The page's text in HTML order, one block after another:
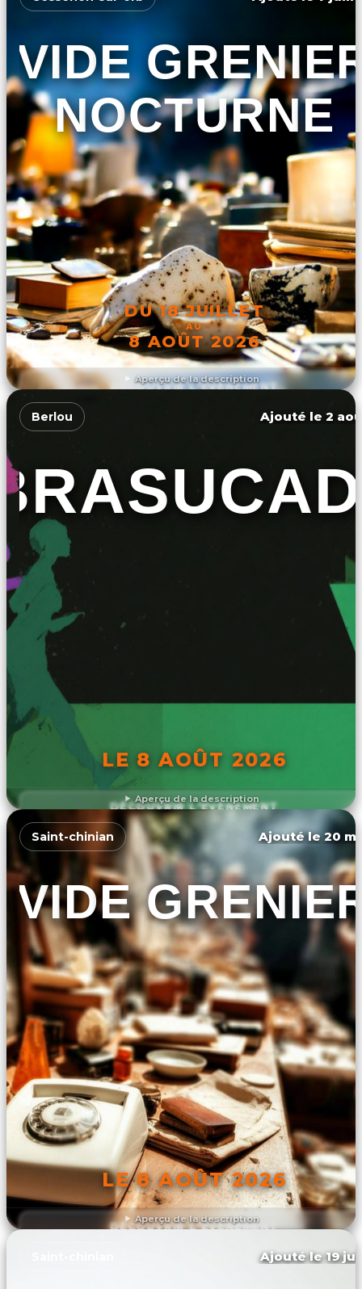
Aperçu de la description
VIDE
NOCTURNE
DU 18 JUILLET
AU
8 AOÛT 2026
DÉCOUVRIR L'ÉVÉNEMENT
Aperçu de la description
Berlou Ajouté le 2
LE 8 AOÛT 2026
DÉCOUVRIR L'ÉVÉNEMENT
Aperçu de la description
Saint-chinian Ajouté le 20
VIDE
LE 8 AOÛT 2026
DÉCOUVRIR L'ÉVÉNEMENT
Ajouté le 19